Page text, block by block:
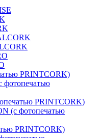
PRINTCORK)
фотопечатью
PRINTCORK)
(с фотопечатью
PRINTCORK)